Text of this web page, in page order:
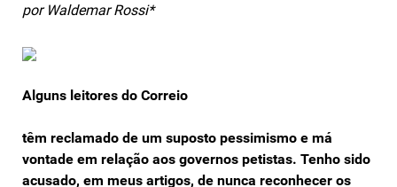
por Waldemar Rossi*
Alguns leitores do Correio
têm reclamado de um suposto pessimismo e má
vontade em relação aos governos petistas. Tenho sido
acusado, em meus artigos, de nunca reconhecer os